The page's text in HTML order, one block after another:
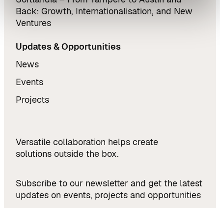
Back: Growth, Internationalisation, and New
Ventures
Updates & Opportunities
News
Events
Projects
Versatile collaboration helps create
solutions outside the box.
Subscribe to our newsletter and get the latest
updates on events, projects and opportunities